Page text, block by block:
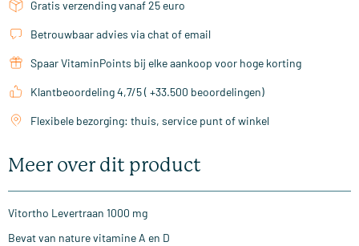
Gratis verzending vanaf 25 euro
Betrouwbaar advies via chat of email
Spaar VitaminPoints bij elke aankoop voor hoge korting
Klantbeoordeling 4,7/5 ( +33.500 beoordelingen)
Flexibele bezorging: thuis, service punt of winkel
Meer over dit product
Vitortho Levertraan 1000 mg
Bevat van nature vitamine A en D